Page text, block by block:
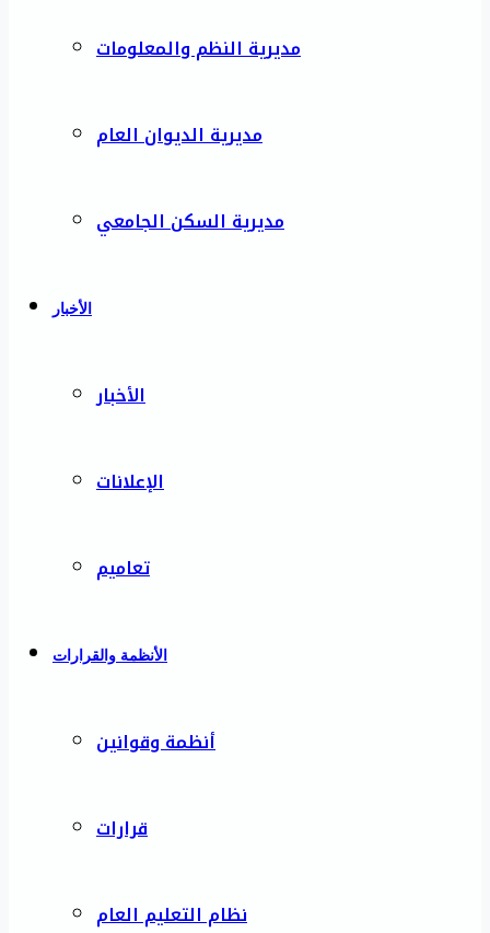
مديرية النظم والمعلومات
مديرية الديوان العام
مديرية السكن الجامعي
الأخبار
الأخبار
الإعلانات
تعاميم
الأنظمة والقرارات
أنظمة وقوانين
قرارات
نظام التعليم العام